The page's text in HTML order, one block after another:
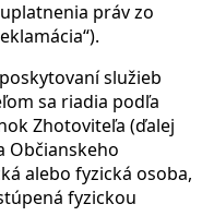
práv zo
služieb
sa riadia podľa
Zhotoviteľa (ďalej
Občianskeho
alebo fyzická osoba,
fyzickou